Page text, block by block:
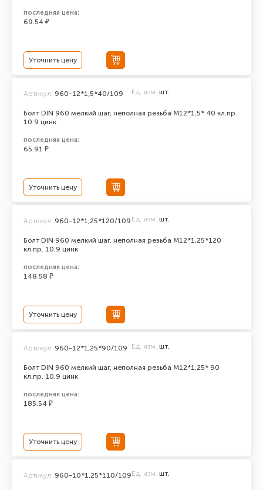
последняя цена:
69.54 ₽
Уточнить цену
Болт DIN 960 мелкий шаг, неполная резьба M12*1,5* 40 кл.пр.
10.9 цинк
Артикул: 960-12*1,5*40/109 Ед. изм. шт.
последняя цена:
65.91 ₽
Уточнить цену
Болт DIN 960 мелкий шаг, неполная резьба M12*1,25*120
кл.пр. 10.9 цинк
Артикул: 960-12*1,25*120/109 Ед. изм. шт.
последняя цена:
148.58 ₽
Уточнить цену
Болт DIN 960 мелкий шаг, неполная резьба M12*1,25* 90
кл.пр. 10.9 цинк
Артикул: 960-12*1,25*90/109 Ед. изм. шт.
последняя цена:
185.54 ₽
Уточнить цену
Артикул: 960-10*1,25*110/109Ед. изм. шт.